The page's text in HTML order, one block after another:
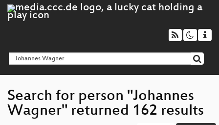
Search for person "Johannes
Wagner" returned 162 results